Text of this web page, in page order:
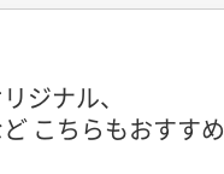
ジナル、
こちらもおすすめ